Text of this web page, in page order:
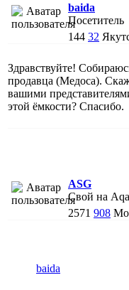
baida
Посетитель
144 32
Здравствуйте!
продавца (Медоса).
вашими
этой ёмкости? Спасибо.
АSG
Свой на
2571 908
baida